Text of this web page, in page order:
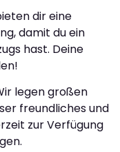
dir eine
damit du ein
hast. Deine
legen großen
freundliches und
zur Verfügung